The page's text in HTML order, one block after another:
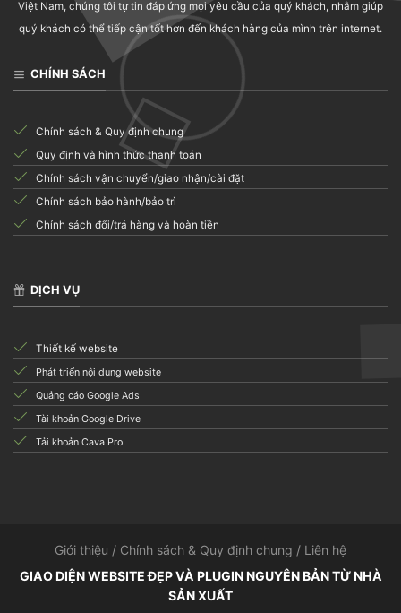
Việt Nam, chúng tôi tự tin đáp ứng mọi yêu cầu của quý khách, nhằm giúp
quý khách có thể tiếp cận tốt hơn đến khách hàng của mình trên internet.
CHÍNH SÁCH
Chính sách & Quy định chung
Quy định và hình thức thanh toán
Chính sách vận chuyển/giao nhận/cài đặt
Chính sách bảo hành/bảo trì
Chính sách đổi/trả hàng và hoàn tiền
DỊCH VỤ
Thiết kế website
Phát triển nội dung website
Quảng cáo Google Ads
Tài khoản Google Drive
Tải khoản Cava Pro
Giới thiệu / Chính sách & Quy định chung / Liên hệ
GIAO DIỆN WEBSITE ĐẸP VÀ PLUGIN NGUYÊN BẢN TỪ NHÀ
SẢN XUẤT